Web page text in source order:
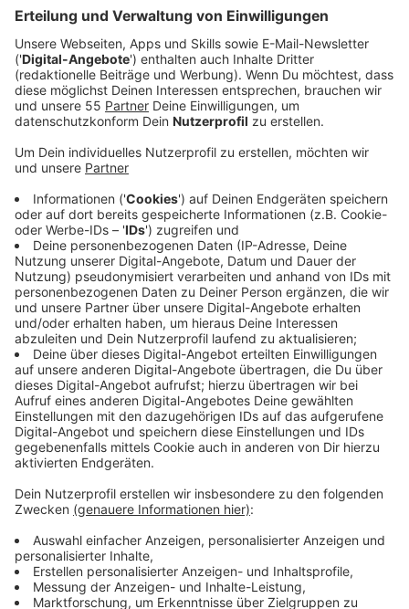
Veröffentlicht: Sonntag, 15.09.2019 16:20
Anzeige
Am Samstag heißt es wieder O'zapft is. An die sechs
Millionen Besucher werden bis 6. Oktober zum größten
Volksfest der Welt erwartet - vielleicht auch mehr.
Wichtig: Der Code für die Schleife am Dirndl. Unsere
Michi erklärt's im Video...
Anzeige
Wir benötigen Ihre
Zustimmung, um den YouTube
Video-Service zu laden!
Wir verwenden einen Service eines
Drittanbieters, um Videoinhalte
einzubetten. Dieser Service kann
Daten zu Ihren Aktivitäten
sammeln. Bitte lesen Sie die
Details durch und stimmen Sie der
Nutzung des Service zu, um dieses
Video anzusehen.